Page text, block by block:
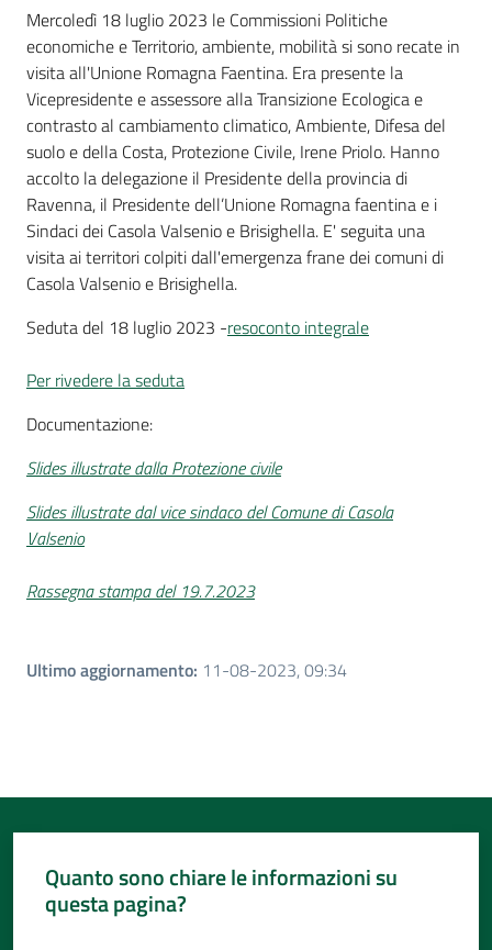
Introduzione
Mercoledì 18 luglio 2023 le Commissioni Politiche
economiche e Territorio, ambiente, mobilità si sono recate in
visita all'Unione Romagna Faentina. Era presente la
Vicepresidente e assessore alla Transizione Ecologica e
contrasto al cambiamento climatico, Ambiente, Difesa del
suolo e della Costa, Protezione Civile, Irene Priolo. Hanno
accolto la delegazione il Presidente della provincia di
Ravenna, il Presidente dell’Unione Romagna faentina e i
Sindaci dei Casola Valsenio e Brisighella. E' seguita una
visita ai territori colpiti dall'emergenza frane dei comuni di
Casola Valsenio e Brisighella.
Seduta del 18 luglio 2023 -resoconto integrale
Per rivedere la seduta
Documentazione:
Slides illustrate dalla Protezione civile
Slides illustrate dal vice sindaco del Comune di Casola
Valsenio
Rassegna stampa del 19.7.2023
Ultimo aggiornamento: 11-08-2023, 09:34
Quanto sono chiare le informazioni su
questa pagina?